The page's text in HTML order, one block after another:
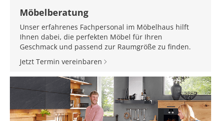
Möbelberatung
Unser erfahrenes Fachpersonal im Möbelhaus hilft
Ihnen dabei, die perfekten Möbel für Ihren
Geschmack und passend zur Raumgröße zu finden.
Jetzt Termin vereinbaren